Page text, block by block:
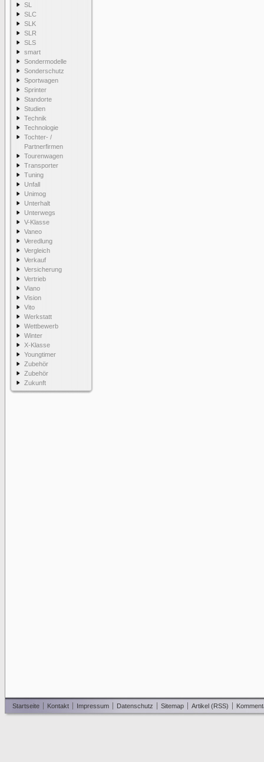
SL
SLC
SLK
SLR
SLS
smart
Sondermodelle
Sonderschutz
Sportwagen
Sprinter
Standorte
Studien
Technik
Technologie
Tochter- /
Partnerfirmen
Tourenwagen
Transporter
Tuning
Unfall
Unimog
Unterhalt
Unterwegs
V-Klasse
Vaneo
Veredlung
Vergleich
Verkauf
Versicherung
Vertrieb
Viano
Vision
Vito
Werkstatt
Wettbewerb
Winter
X-Klasse
Youngtimer
Zubehör
Zubehör
Zukunft
Startseite Kontakt Impressum Datenschutz Sitemap Artikel (RSS)